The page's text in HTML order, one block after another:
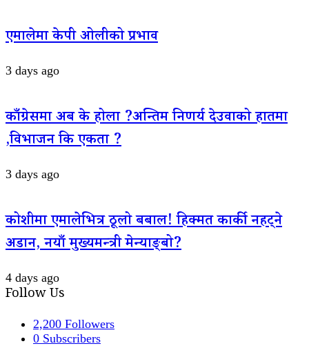
एमालेमा केपी ओलीको प्रभाव
3 days ago
काँग्रेसमा अब के होला ?अन्तिम निणर्य देउवाको हातमा
,विभाजन कि एकता ?
3 days ago
कोशीमा एमालेभित्र ठूलो बबाल! हिक्मत कार्की नहट्ने
अडान, नयाँ मुख्यमन्त्री मेन्याङ्बो?
4 days ago
Follow Us
2,200 Followers
0 Subscribers